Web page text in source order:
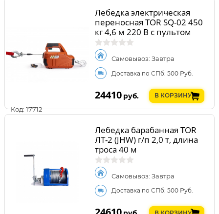
Код: 17712
Лебедка электрическая
переносная TOR SQ-02 450
кг 4,6 м 220 В с пультом
Самовывоз: Завтра
Доставка по СПб: 500 Руб.
24410 руб. В КОРЗИНУ
Лебедка барабанная TOR
ЛТ-2 (JHW) г/п 2,0 т, длина
троса 40 м
Самовывоз: Завтра
Доставка по СПб: 500 Руб.